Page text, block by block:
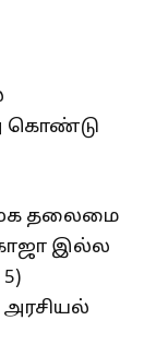
கொண்டு
தலைமை
இல்ல